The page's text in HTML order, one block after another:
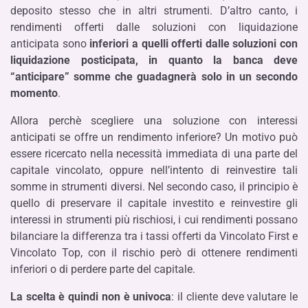
deposito stesso che in altri strumenti. D’altro canto, i
rendimenti offerti dalle soluzioni con liquidazione
anticipata sono inferiori a quelli offerti dalle soluzioni con
liquidazione posticipata, in quanto la banca deve
“anticipare” somme che guadagnerà solo in un secondo
momento.
Allora perchè scegliere una soluzione con interessi
anticipati se offre un rendimento inferiore? Un motivo può
essere ricercato nella necessità immediata di una parte del
capitale vincolato, oppure nell’intento di reinvestire tali
somme in strumenti diversi. Nel secondo caso, il principio è
quello di preservare il capitale investito e reinvestire gli
interessi in strumenti più rischiosi, i cui rendimenti possano
bilanciare la differenza tra i tassi offerti da Vincolato First e
Vincolato Top, con il rischio però di ottenere rendimenti
inferiori o di perdere parte del capitale.
La scelta è quindi non è univoca: il cliente deve valutare le